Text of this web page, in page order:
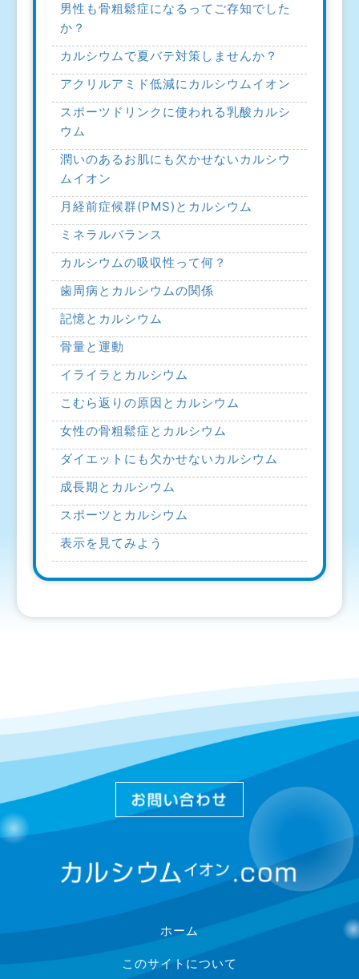
男性も骨粗鬆症になるってご存知でした
か？
カルシウムで夏バテ対策しませんか？
アクリルアミド低減にカルシウムイオン
スポーツドリンクに使われる乳酸カルシ
ウム
潤いのあるお肌にも欠かせないカルシウ
ムイオン
月経前症候群(PMS)とカルシウム
ミネラルバランス
カルシウムの吸収性って何？
歯周病とカルシウムの関係
記憶とカルシウム
骨量と運動
イライラとカルシウム
こむら返りの原因とカルシウム
女性の骨粗鬆症とカルシウム
ダイエットにも欠かせないカルシウム
成長期とカルシウム
スポーツとカルシウム
表示を見てみよう
ホーム
このサイトについて